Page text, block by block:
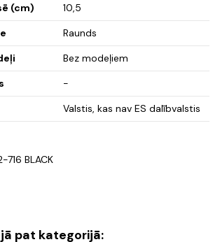
(cm)
10,5
Raunds
Bez modeļiem
-
Valstis, kas nav ES dalībvalstis
716 BLACK
pat kategorijā: